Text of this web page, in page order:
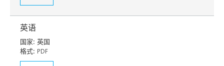
英语
国家: 英国
格式: PDF